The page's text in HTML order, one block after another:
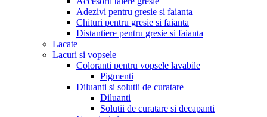
Adezivi pentru gresie si faianta
Chituri pentru gresie si faianta
Distantiere pentru gresie si faianta
Lacate
Lacuri si vopsele
Coloranti pentru vopsele lavabile
Pigmenti
Diluanti si solutii de curatare
Diluanti
Solutii de curatare si decapanti